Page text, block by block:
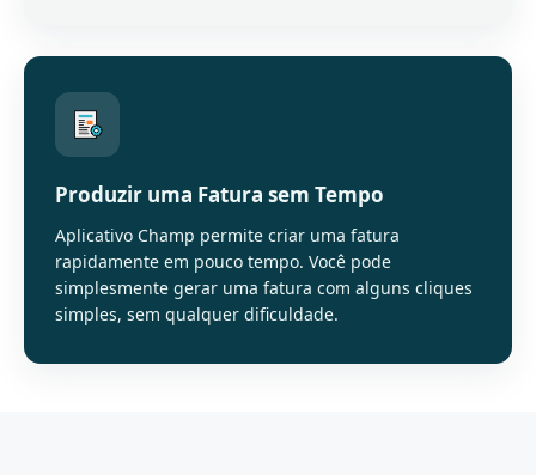
Produzir uma Fatura sem Tempo
Aplicativo Champ permite criar uma fatura
rapidamente em pouco tempo. Você pode
simplesmente gerar uma fatura com alguns cliques
simples, sem qualquer dificuldade.